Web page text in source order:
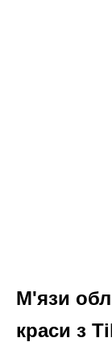
М'язи
краси з